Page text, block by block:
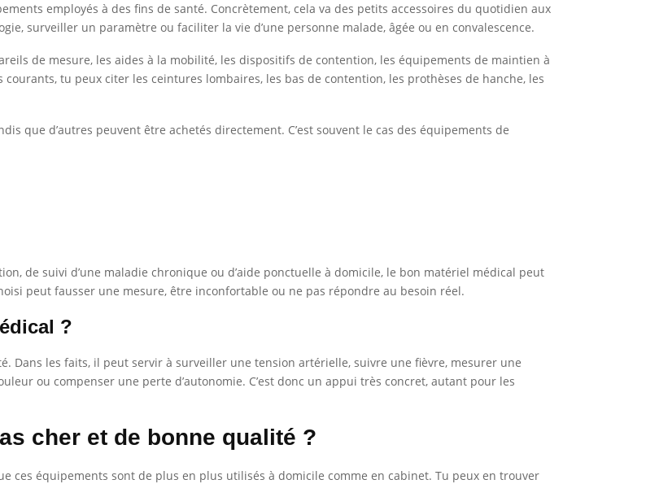
employés à des fins de santé. Concrètement, cela va des petits accessoires du quotidien aux
surveiller un paramètre ou faciliter la vie d’une personne malade, âgée ou en convalescence.
de mesure, les aides à la mobilité, les dispositifs de contention, les équipements de maintien à
tu peux citer les ceintures lombaires, les bas de contention, les prothèses de hanche, les
que d’autres peuvent être achetés directement. C’est souvent le cas des équipements de
de suivi d’une maladie chronique ou d’aide ponctuelle à domicile, le bon matériel médical peut
peut fausser une mesure, être inconfortable ou ne pas répondre au besoin réel.
?
Dans les faits, il peut servir à surveiller une tension artérielle, suivre une fièvre, mesurer une
ou compenser une perte d’autonomie. C’est donc un appui très concret, autant pour les
cher et de bonne qualité ?
ces équipements sont de plus en plus utilisés à domicile comme en cabinet. Tu peux en trouver